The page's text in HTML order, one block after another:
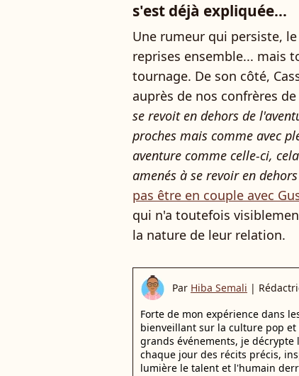
s'est déjà expliquée...
Une rumeur qui persiste,
reprises ensemble... mais
tournage. De son côté,
auprès de nos confrères de
se revoit en dehors de
proches mais comme avec
aventure comme celle-ci,
amenés à se revoir en
pas être en couple avec
qui n'a toutefois
la nature de leur relation.
Par Hiba Semali |
Forte de mon expérience dans
bienveillant sur la culture pop et
grands événements, je
chaque jour des récits précis,
lumière le talent et l'humain